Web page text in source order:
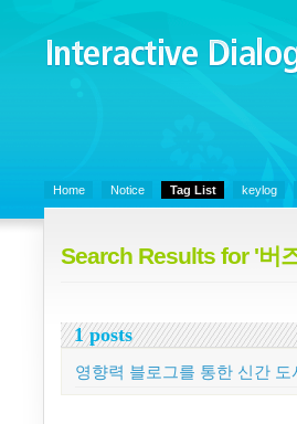
Interactive
PR 2.0
Home Notice Tag List keylog
Search Results for '버
1 posts
영향력 블로그를 통한 신간 도